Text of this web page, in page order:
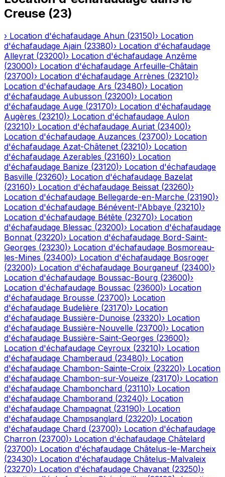
Creuse (23)
› Location d'échafaudage Ahun (23150)› Location
d'échafaudage Ajain (23380)› Location d'échafaudage
Alleyrat (23200)› Location d'échafaudage Anzême
(23000)› Location d'échafaudage Arfeuille-Châtain
(23700)› Location d'échafaudage Arrènes (23210)›
Location d'échafaudage Ars (23480)› Location
d'échafaudage Aubusson (23200)› Location
d'échafaudage Auge (23170)› Location d'échafaudage
Augères (23210)› Location d'échafaudage Aulon
(23210)› Location d'échafaudage Auriat (23400)›
Location d'échafaudage Auzances (23700)› Location
d'échafaudage Azat-Châtenet (23210)› Location
d'échafaudage Azerables (23160)› Location
d'échafaudage Banize (23120)› Location d'échafaudage
Basville (23260)› Location d'échafaudage Bazelat
(23160)› Location d'échafaudage Beissat (23260)›
Location d'échafaudage Bellegarde-en-Marche (23190)›
Location d'échafaudage Bénévent-l'Abbaye (23210)›
Location d'échafaudage Bétête (23270)› Location
d'échafaudage Blessac (23200)› Location d'échafaudage
Bonnat (23220)› Location d'échafaudage Bord-Saint-
Georges (23230)› Location d'échafaudage Bosmoreau-
les-Mines (23400)› Location d'échafaudage Bosroger
(23200)› Location d'échafaudage Bourganeuf (23400)›
Location d'échafaudage Boussac-Bourg (23600)›
Location d'échafaudage Boussac (23600)› Location
d'échafaudage Brousse (23700)› Location
d'échafaudage Budelière (23170)› Location
d'échafaudage Bussière-Dunoise (23320)› Location
d'échafaudage Bussière-Nouvelle (23700)› Location
d'échafaudage Bussière-Saint-Georges (23600)›
Location d'échafaudage Ceyroux (23210)› Location
d'échafaudage Chamberaud (23480)› Location
d'échafaudage Chambon-Sainte-Croix (23220)› Location
d'échafaudage Chambon-sur-Voueize (23170)› Location
d'échafaudage Chambonchard (23110)› Location
d'échafaudage Chamborand (23240)› Location
d'échafaudage Champagnat (23190)› Location
d'échafaudage Champsanglard (23220)› Location
d'échafaudage Chard (23700)› Location d'échafaudage
Charron (23700)› Location d'échafaudage Châtelard
(23700)› Location d'échafaudage Châtelus-le-Marcheix
(23430)› Location d'échafaudage Châtelus-Malvaleix
(23270)› Location d'échafaudage Chavanat (23250)›